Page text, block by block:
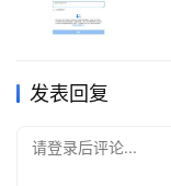
发表回复
请登录后评论...